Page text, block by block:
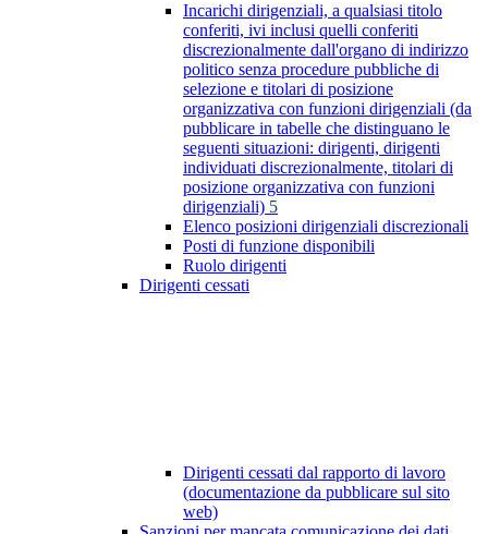
Incarichi dirigenziali, a qualsiasi titolo
conferiti, ivi inclusi quelli conferiti
discrezionalmente dall'organo di indirizzo
politico senza procedure pubbliche di
selezione e titolari di posizione
organizzativa con funzioni dirigenziali (da
pubblicare in tabelle che distinguano le
seguenti situazioni: dirigenti, dirigenti
individuati discrezionalmente, titolari di
posizione organizzativa con funzioni
dirigenziali) 5
Elenco posizioni dirigenziali discrezionali
Posti di funzione disponibili
Ruolo dirigenti
Dirigenti cessati
Dirigenti cessati dal rapporto di lavoro
(documentazione da pubblicare sul sito
web)